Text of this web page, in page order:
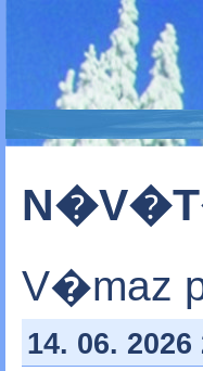
V�maz
14. 06. 2026